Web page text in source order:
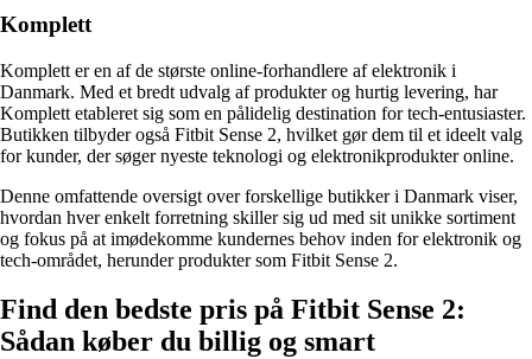
Komplett
Komplett er en af de største online-forhandlere af elektronik i
Danmark. Med et bredt udvalg af produkter og hurtig levering, har
Komplett etableret sig som en pålidelig destination for tech-entusiaster.
Butikken tilbyder også Fitbit Sense 2, hvilket gør dem til et ideelt valg
for kunder, der søger nyeste teknologi og elektronikprodukter online.
Denne omfattende oversigt over forskellige butikker i Danmark viser,
hvordan hver enkelt forretning skiller sig ud med sit unikke sortiment
og fokus på at imødekomme kundernes behov inden for elektronik og
tech-området, herunder produkter som Fitbit Sense 2.
Find den bedste pris på Fitbit Sense 2:
Sådan køber du billig og smart